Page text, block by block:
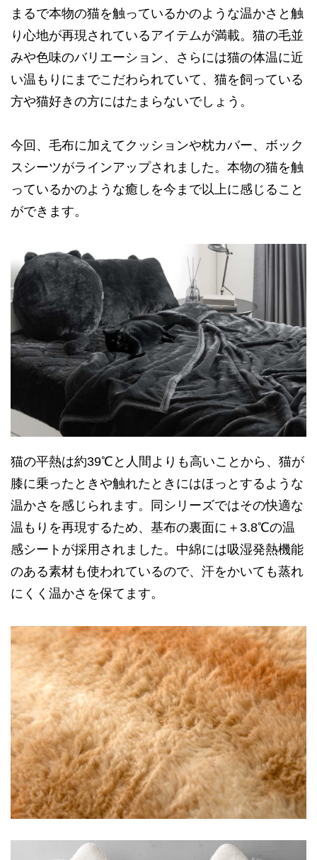
まるで本物の猫を触っているかのような温かさと触
り心地が再現されているアイテムが満載。猫の毛並
みや色味のバリエーション、さらには猫の体温に近
い温もりにまでこだわられていて、猫を飼っている
方や猫好きの方にはたまらないでしょう。
今回、毛布に加えてクッションや枕カバー、ボック
スシーツがラインアップされました。本物の猫を触
っているかのような癒しを今まで以上に感じること
ができます。
猫の平熱は約39℃と人間よりも高いことから、猫が
膝に乗ったときや触れたときにはほっとするような
温かさを感じられます。同シリーズではその快適な
温もりを再現するため、基布の裏面に＋3.8℃の温
感シートが採用されました。中綿には吸湿発熱機能
のある素材も使われているので、汗をかいても蒸れ
にくく温かさを保てます。